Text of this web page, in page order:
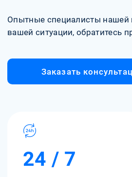
Опытные специалисты нашей
вашей ситуации, обратитесь
Заказать
24 / 7